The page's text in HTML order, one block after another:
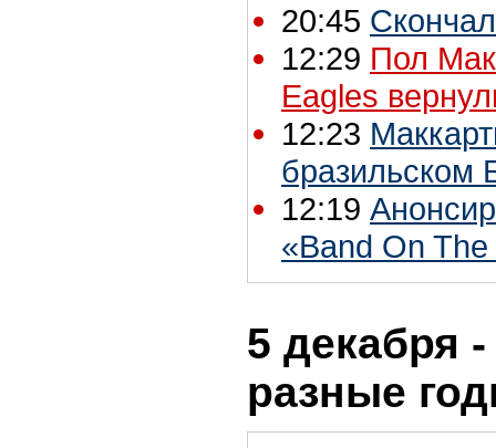
20:45
12:29 Пол
Eagles
12:23
бразильском
12:19
«Band On
5 декабря
разные